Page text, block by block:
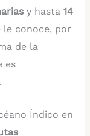
y hasta 14
le conoce, por
de la
es
Índico en